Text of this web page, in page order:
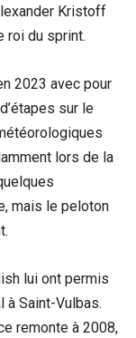
Kristoff
roi du sprint.
2023 avec pour
sur le
lors de la
mais le peloton
lui ont permis
à Saint-Vulbas.
remonte à 2008,